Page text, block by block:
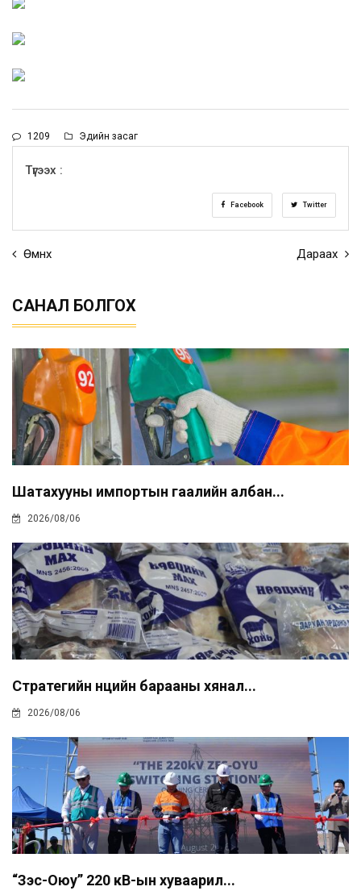
1209 Эдийн засаг
Түгээх :
Facebook Twitter
Өмнөх Дараах
САНАЛ БОЛГОХ
Шатахууны импортын гаалийн албан...
2026/08/06
Стратегийн нөөцийн барааны хянал...
2026/08/06
“Зэс-Оюу” 220 кВ-ын хуваарил...